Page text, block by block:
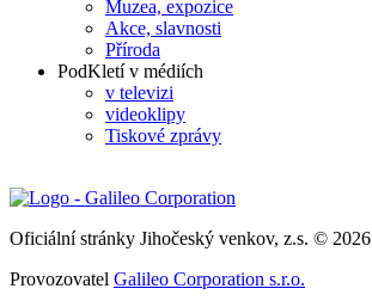
Muzea, expozice
Akce, slavnosti
Příroda
PodKletí v médiích
v televizi
videoklipy
Tiskové zprávy
Oficiální stránky Jihočeský venkov, z.s. © 2026
Provozovatel Galileo Corporation s.r.o.